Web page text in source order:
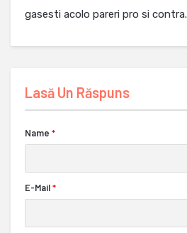
gasesti acolo pareri pro si contra.
Lasă Un Răspuns
Name *
E-Mail*